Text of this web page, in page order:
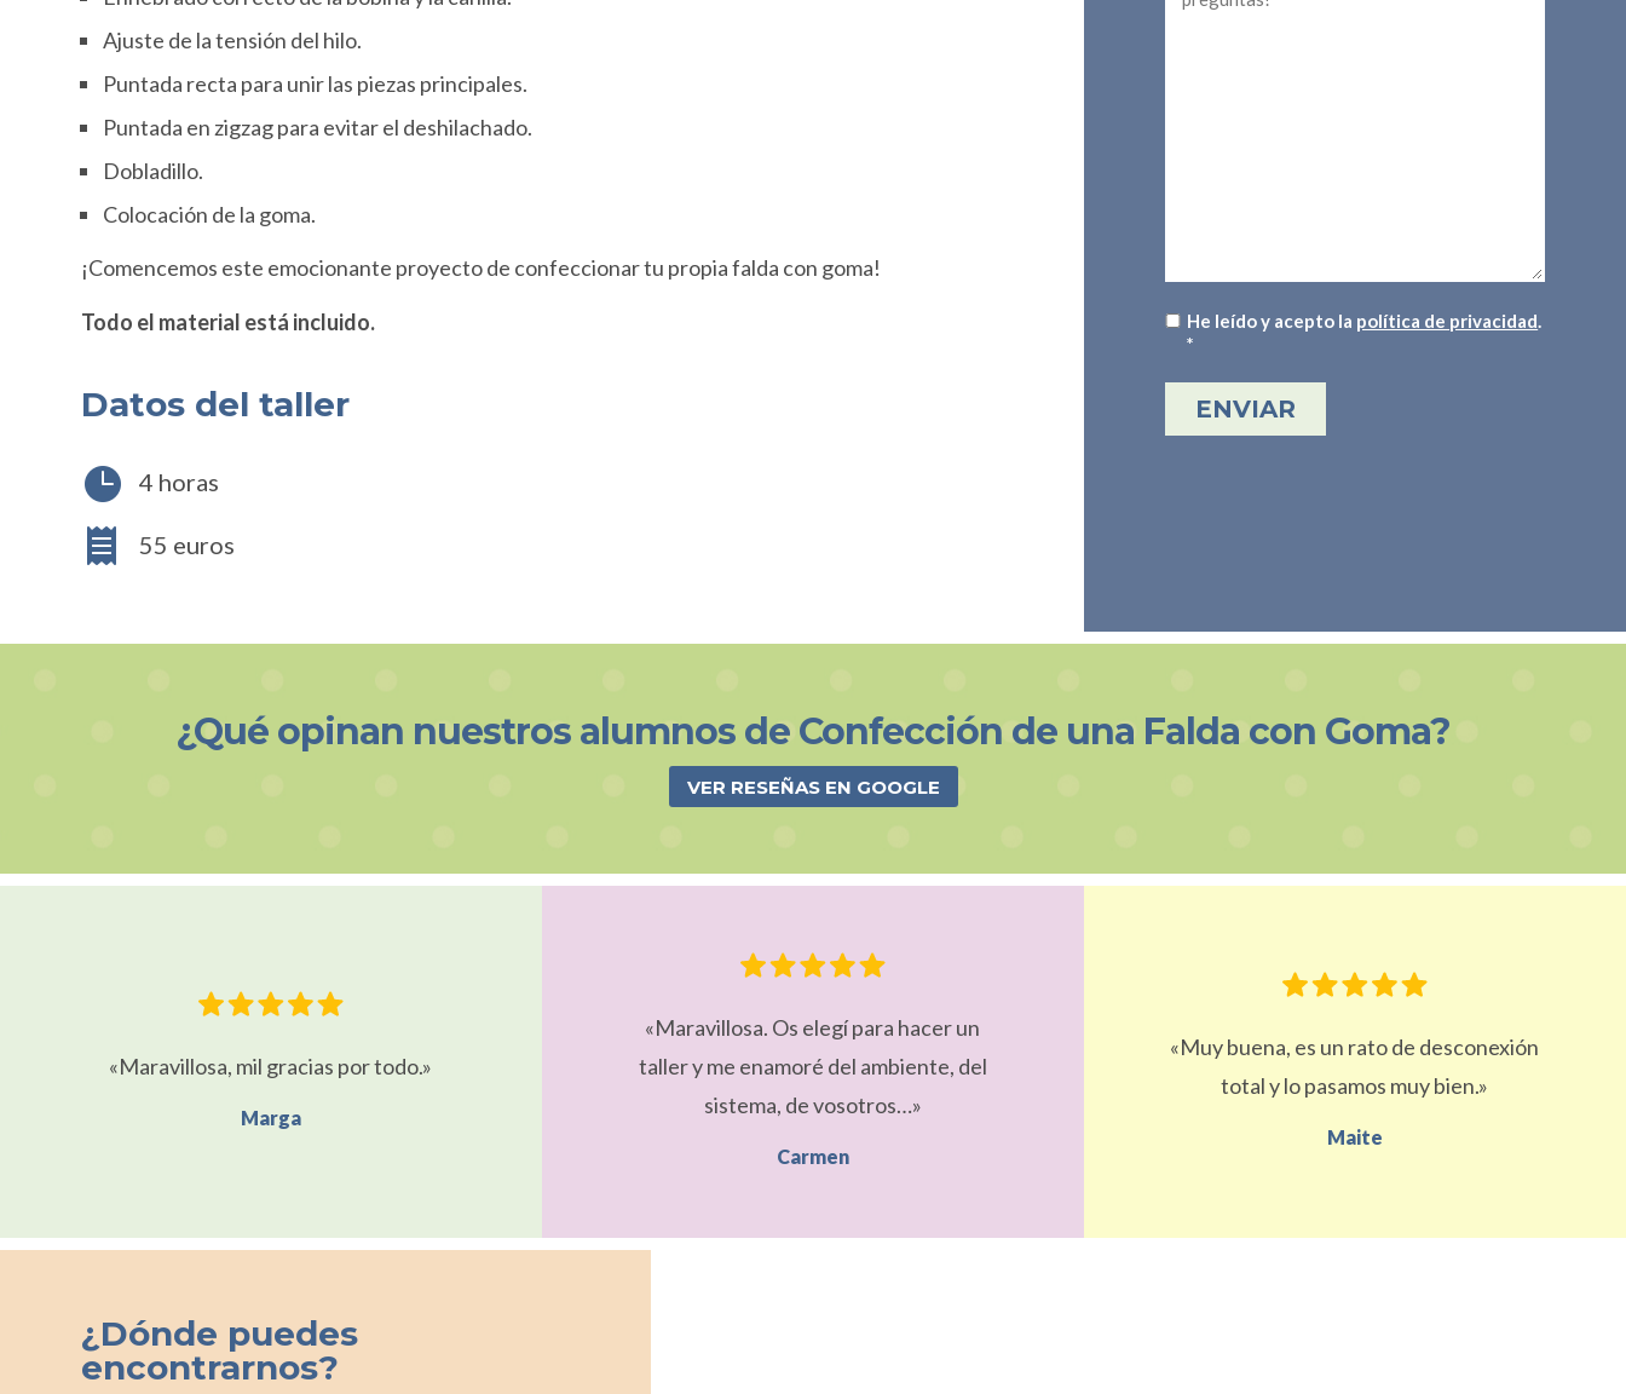
Ajuste de la tensión del hilo.
Puntada recta para unir las piezas principales.
Puntada en zigzag para evitar el deshilachado.
Dobladillo.
Colocación de la goma.
¡Comencemos este emocionante proyecto de confeccionar tu propia falda con goma!
Todo el material está incluido.
Datos del taller
 4 horas
 55 euros
He leído y acepto la política de privacidad.
*
¿Qué opinan nuestros alumnos de Confección de una Falda con Goma?
VER RESEÑAS EN GOOGLE
«Maravillosa, mil gracias por todo.»
Marga
«Maravillosa. Os elegí para hacer un
taller y me enamoré del ambiente, del
sistema, de vosotros…»
Carmen
«Muy buena, es un rato de desconexión
total y lo pasamos muy bien.»
Maite
¿Dónde puedes
encontrarnos?